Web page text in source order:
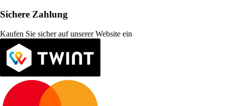
Sichere Zahlung
Kaufen Sie sicher auf unserer Website ein